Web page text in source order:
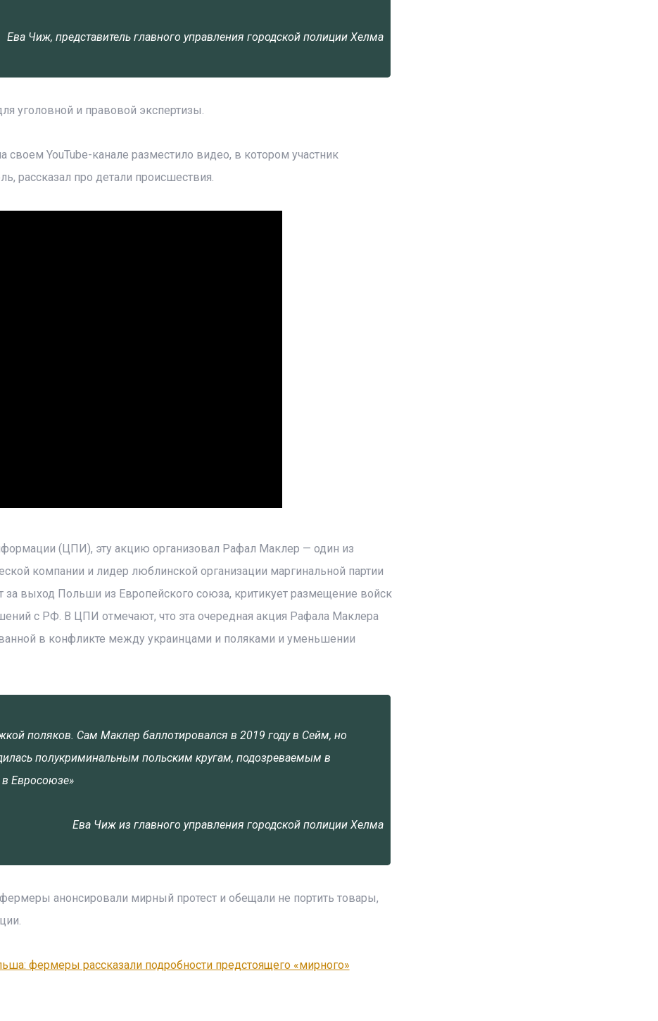
Ева Чиж, представитель главного управления городской полиции Хелма
уголовной и правовой экспертизы.
своем YouTube-канале разместило видео, в котором участник
рассказал про детали происшествия.
(ЦПИ), эту акцию организовал Рафал Маклер — один из
компании и лидер люблинской организации маргинальной партии
за выход Польши из Европейского союза, критикует размещение войск
с РФ. В ЦПИ отмечают, что эта очередная акция Рафала Маклера
в конфликте между украинцами и поляками и уменьшении
поляков. Сам Маклер баллотировался в 2019 году в Сейм, но
полукриминальным польским кругам, подозреваемым в
Евросоюзе»
Ева Чиж из главного управления городской полиции Хелма
анонсировали мирный протест и обещали не портить товары,
фермеры рассказали подробности предстоящего «мирного»